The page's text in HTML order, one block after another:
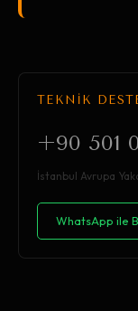
TEKNİK
+90 501
İstanbul Avrupa
WhatsApp ile